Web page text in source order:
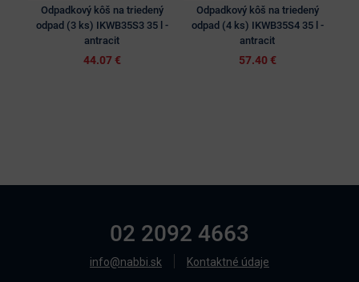
Odpadkový kôš na triedený
odpad (3 ks) IKWB35S3 35 l -
antracit
44.07 €
Odpadkový kôš na triedený
odpad (4 ks) IKWB35S4 35 l -
antracit
57.40 €
02 2092 4663
info@nabbi.sk Kontaktné údaje